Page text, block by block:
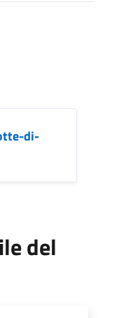
di-
del